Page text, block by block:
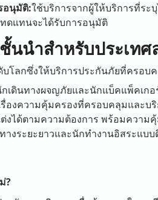
อนุมัติ:ใช้บริการจากผู้ให้บริการที่ระ
ดแทนจะได้รับการอนุมัติ
นนำสำหรับประเทศ
โลกซึ่งให้บริการประกันภัยที่ครอบ
เดินทางผจญภัยและนักแบ็คแพ็คเกอ
องความคุ้มครองที่ครอบคลุมและบ
งได้ตามความต้องการ พร้อมควา
างระยะยาวและนักทำงานอิสระแบ
?